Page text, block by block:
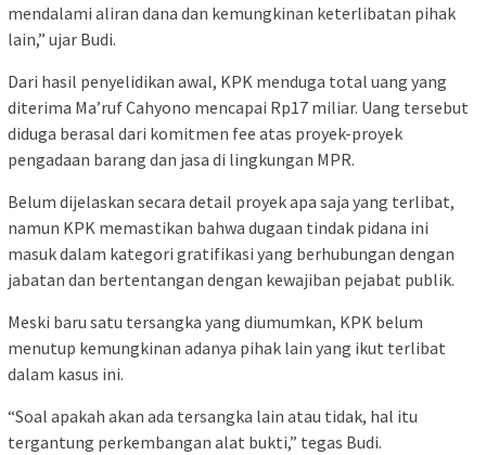
mendalami aliran dana dan kemungkinan keterlibatan pihak
lain,” ujar Budi.
Dari hasil penyelidikan awal, KPK menduga total uang yang
diterima Ma’ruf Cahyono mencapai Rp17 miliar. Uang tersebut
diduga berasal dari komitmen fee atas proyek-proyek
pengadaan barang dan jasa di lingkungan MPR.
Belum dijelaskan secara detail proyek apa saja yang terlibat,
namun KPK memastikan bahwa dugaan tindak pidana ini
masuk dalam kategori gratifikasi yang berhubungan dengan
jabatan dan bertentangan dengan kewajiban pejabat publik.
Meski baru satu tersangka yang diumumkan, KPK belum
menutup kemungkinan adanya pihak lain yang ikut terlibat
dalam kasus ini.
“Soal apakah akan ada tersangka lain atau tidak, hal itu
tergantung perkembangan alat bukti,” tegas Budi.